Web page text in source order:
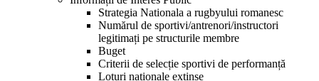
Strategia Nationala a rugbyului romanesc
Numărul de sportivi/antrenori/instructori
legitimați pe structurile membre
Buget
Criterii de selecție sportivi de performanță
Loturi naționale extinse